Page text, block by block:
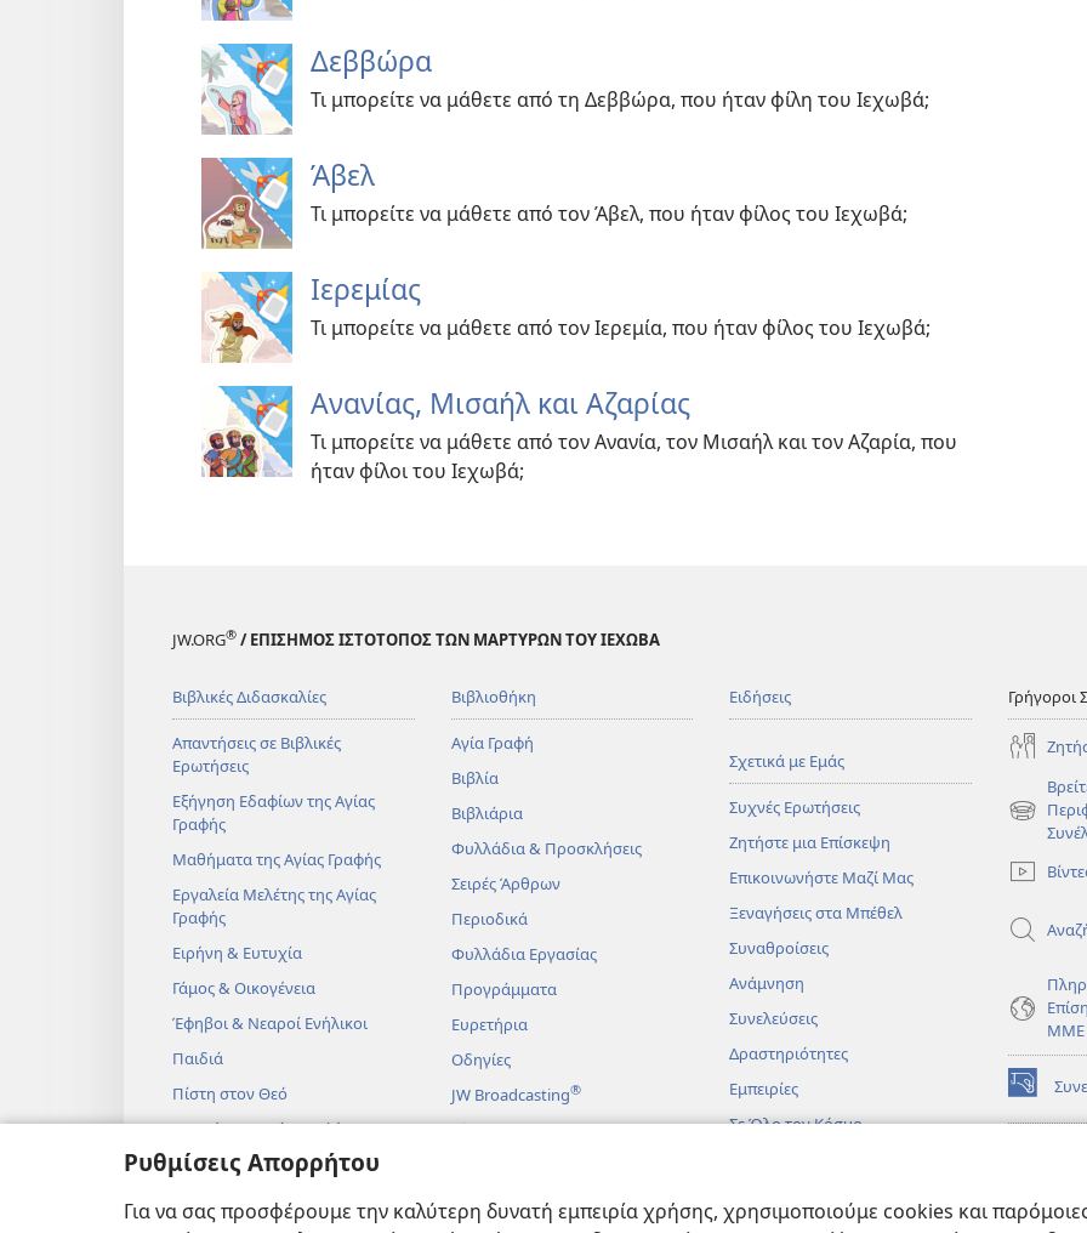
Ρυθμίσεις Απορρήτου
Για να σας προσφέρουμε την καλύτερη δυνατή εμπειρία χρήσης, χρησιμοποιούμε cookies και
Δεββώρα
Τι μπορείτε να μάθετε από τη Δεββώρα, που ήταν φίλη του Ιεχωβά;
Άβελ
Τι μπορείτε να μάθετε από τον Άβελ, που ήταν φίλος του Ιεχωβά;
Ιερεμίας
Τι μπορείτε να μάθετε από τον Ιερεμία, που ήταν φίλος του Ιεχωβά;
Ανανίας, Μισαήλ και Αζαρίας
Τι μπορείτε να μάθετε από τον Ανανία, τον Μισαήλ και τον Αζαρία, που
ήταν φίλοι του Ιεχωβά;
JW.ORG® / ΕΠΙΣΗΜΟΣ ΙΣΤΟΤΟΠΟΣ ΤΩΝ ΜΑΡΤΥΡΩΝ ΤΟΥ ΙΕΧΩΒΑ
Βιβλικές Διδασκαλίες
Απαντήσεις σε Βιβλικές
Ερωτήσεις
Εξήγηση Εδαφίων της Αγίας
Γραφής
Μαθήματα της Αγίας Γραφής
Εργαλεία Μελέτης της Αγίας
Γραφής
Ειρήνη & Ευτυχία
Γάμος & Οικογένεια
Έφηβοι & Νεαροί Ενήλικοι
Παιδιά
Πίστη στον Θεό
Επιστήμη & Αγία Γραφή
Ιστορία & Αγία Γραφή
Βιβλιοθήκη
Αγία Γραφή
Βιβλία
Βιβλιάρια
Φυλλάδια & Προσκλήσεις
Σειρές Άρθρων
Περιοδικά
Φυλλάδια Εργασίας
Προγράμματα
Ευρετήρια
Οδηγίες
JW Broadcasting®
Βίντεο
Ηχητικά Δράματα
Ειδήσεις
Σχετικά με Εμάς
Συχνές Ερωτήσεις
Ζητήστε μια Επίσκεψη
Επικοινωνήστε Μαζί Μας
Ξεναγήσεις στα Μπέθελ
Συναθροίσεις
Ανάμνηση
Συνελεύσεις
Δραστηριότητες
Εμπειρίες
Σε Όλο τον Κόσμο
Γρήγοροι
(ανοίγει
ΜΜΕ
(ανοίγει
νέο
νέο